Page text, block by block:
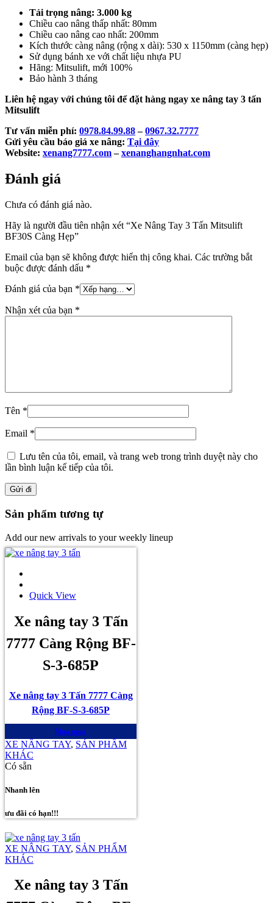
Tải trọng nâng: 3.000 kg
Chiều cao nâng thấp nhất: 80mm
Chiều cao nâng cao nhất: 200mm
Kích thước càng nâng (rộng x dài): 530 x 1150mm (càng hẹp)
Sử dụng bánh xe với chất liệu nhựa PU
Hãng: Mitsulift, mới 100%
Bảo hành 3 tháng
Liên hệ ngay với chúng tôi để đặt hàng ngay xe nâng tay 3 tấn
Mitsulift
Tư vấn miễn phí: 0978.84.99.88–0967.32.7777
Gửi yêu cầu báo giá xe nâng: Tại đây
Website: xenang7777.com–xenanghangnhat.com
Đánh giá
Chưa có đánh giá nào.
Hãy là người đầu tiên nhận xét “Xe Nâng Tay 3 Tấn Mitsulift
BF30S Càng Hẹp”
Email của bạn sẽ không được hiển thị công khai. Các trường bắt
buộc được đánh dấu *
Đánh giá của bạn *
Nhận xét của bạn *
Tên *
Email *
Lưu tên của tôi, email, và trang web trong trình duyệt này cho
lần bình luận kế tiếp của tôi.
Sản phẩm tương tự
Add our new arrivals to your weekly lineup
Quick View
Xe nâng tay 3 Tấn
7777 Càng Rộng BF-
S-3-685P
Xe nâng tay 3 Tấn 7777 Càng
Rộng BF-S-3-685P
Mua ngay
XE NÂNG TAY, SẢN PHẨM
KHÁC
Có sẵn
Nhanh lên
ưu đãi có hạn!!!
XE NÂNG TAY, SẢN PHẨM
KHÁC
Xe nâng tay 3 Tấn